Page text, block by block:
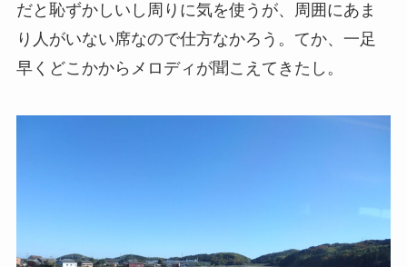
だと恥ずかしいし周りに気を使うが、周囲にあま
り人がいない席なので仕方なかろう。てか、一足
早くどこかからメロディが聞こえてきたし。